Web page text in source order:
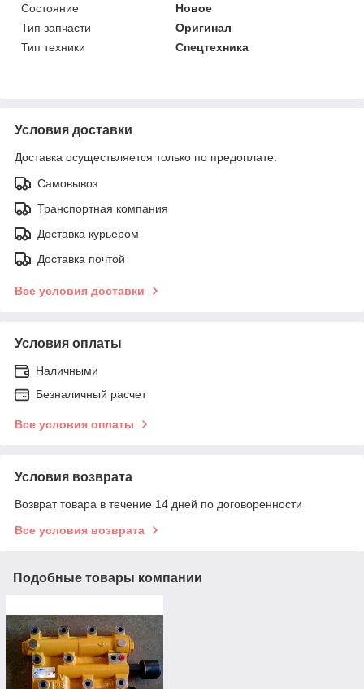
Состояние
Новое
Тип запчасти
Оригинал
Тип техники
Спецтехника
Условия доставки
Доставка осуществляется только по предоплате.
Самовывоз
Транспортная компания
Доставка курьером
Доставка почтой
Все условия доставки
Условия оплаты
Наличными
Безналичный расчет
Все условия оплаты
Условия возврата
Возврат товара в течение 14 дней по договоренности
Все условия возврата
Подобные товары компании